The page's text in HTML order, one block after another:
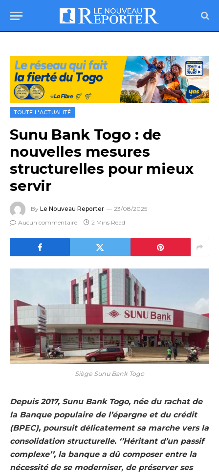
TOUTE L'ACTUALITÉ
Sunu Bank Togo : de
nouvelles mesures
structurelles pour mieux
servir
By Le Nouveau Reporter
23/08/2025
Aucun commentaire
2 Mins Read
Siège Sunu Bank Togo
Depuis 2017, Sunu Bank Togo, née du rachat de
la Banque populaire de l’épargne et du crédit
(BPEC), poursuit délicatement sa marche vers la
consolidation structurelle. ‘’Héritant d’un passif
complexe’’, la banque a dû composer entre la
nécessité de se moderniser, de préserver ses